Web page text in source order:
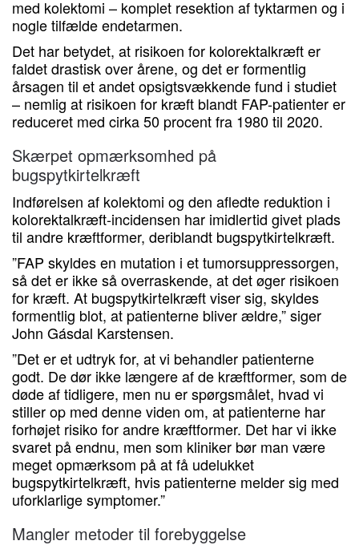
med kolektomi – komplet resektion af tyktarmen og i
nogle tilfælde endetarmen.
Det har betydet, at risikoen for kolorektalkræft er
faldet drastisk over årene, og det er formentlig
årsagen til et andet opsigtsvækkende fund i studiet
– nemlig at risikoen for kræft blandt FAP-patienter er
reduceret med cirka 50 procent fra 1980 til 2020.
Skærpet opmærksomhed på
bugspytkirtelkræft
Indførelsen af kolektomi og den afledte reduktion i
kolorektalkræft-incidensen har imidlertid givet plads
til andre kræftformer, deriblandt bugspytkirtelkræft.
”FAP skyldes en mutation i et tumorsuppressorgen,
så det er ikke så overraskende, at det øger risikoen
for kræft. At bugspytkirtelkræft viser sig, skyldes
formentlig blot, at patienterne bliver ældre,” siger
John Gásdal Karstensen.
”Det er et udtryk for, at vi behandler patienterne
godt. De dør ikke længere af de kræftformer, som de
døde af tidligere, men nu er spørgsmålet, hvad vi
stiller op med denne viden om, at patienterne har
forhøjet risiko for andre kræftformer. Det har vi ikke
svaret på endnu, men som kliniker bør man være
meget opmærksom på at få udelukket
bugspytkirtelkræft, hvis patienterne melder sig med
uforklarlige symptomer.”
Mangler metoder til forebyggelse